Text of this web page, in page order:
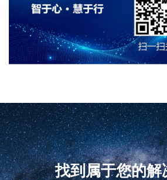
找到属于您的解